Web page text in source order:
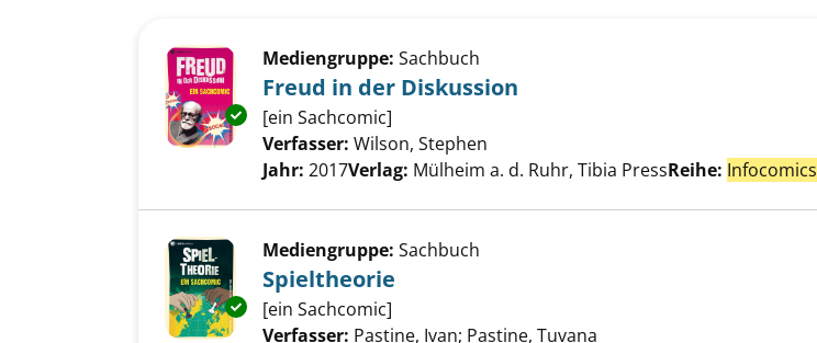
Exemplar-Details von Freud in der Diskussion anzeigen
Mediengruppe: Sachbuch
Freud in der Diskussion
[ein Sachcomic]
Verfasser: Wilson, Stephen
Jahr: 2017Verlag: Mülheim a. d. Ruhr, Tibia PressReihe: Infocomics
Exemplar-Details von Spieltheorie anzeigen
Mediengruppe: Sachbuch
Spieltheorie
[ein Sachcomic]
Verfasser: Pastine, Ivan; Pastine, Tuvana